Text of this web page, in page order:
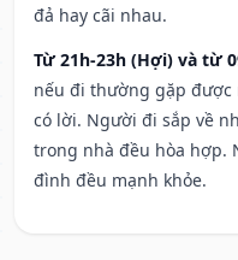
đả hay cãi nhau.
Từ 21h-23h (Hợi) và từ
nếu đi thường gặp được
có lời. Người đi sắp về
trong nhà đều hòa hợp.
đình đều mạnh khỏe.